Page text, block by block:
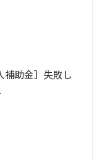
補助金］失敗し